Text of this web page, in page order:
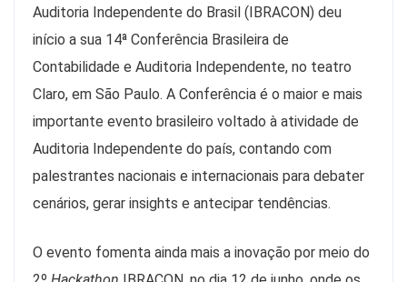
Auditoria Independente do Brasil (IBRACON) deu
início a sua 14ª Conferência Brasileira de
Contabilidade e Auditoria Independente, no teatro
Claro, em São Paulo. A Conferência é o maior e mais
importante evento brasileiro voltado à atividade de
Auditoria Independente do país, contando com
palestrantes nacionais e internacionais para debater
cenários, gerar insights e antecipar tendências.
O evento fomenta ainda mais a inovação por meio do